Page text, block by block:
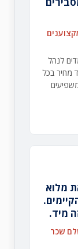
לנהל
מחיר בכל
ב-3 מדדים שמשפיעים
מלוא
מיד.
שכר